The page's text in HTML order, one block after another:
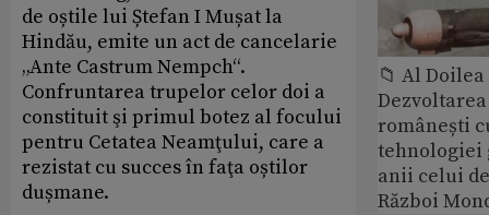
de oștile lui Ștefan I Mușat la
Hindău, emite un act de cancelarie
„Ante Castrum Nempch“.
Confruntarea trupelor celor doi a
constituit şi primul botez al focului
pentru Cetatea Neamţului, care a
rezistat cu succes în faţa oștilor
dușmane.
📁 Al
românești
tehnologiei
anii celui
Război